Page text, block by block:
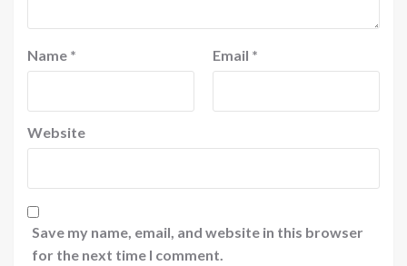
Name * Email *
Website
Save my name, email, and website in this browser
for the next time I comment.